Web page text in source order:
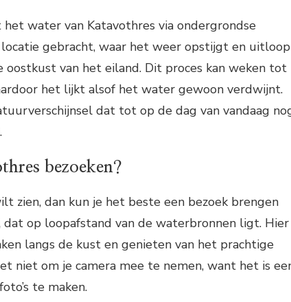
water van Katavothres via ondergrondse
locatie gebracht, waar het weer opstijgt en
oostkust van het eiland. Dit proces kan weken tot
het lijkt alsof het water gewoon verdwijnt.
dat tot op de dag van vandaag
bezoeken?
zien, dan kun je het beste een bezoek brengen
op loopafstand van de waterbronnen ligt. Hier
langs de kust en genieten van het prachtige
niet om je camera mee te nemen, want het is
te maken.